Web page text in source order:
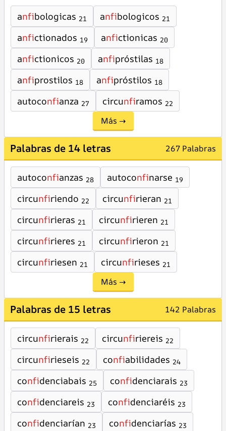
anfibologicas 21 anfibologicos 21
anfictionados 19 anfictionicas 20
anfictionicos 20 anfipróstilas 18
anfiprostilos 18 anfipróstilos 18
autoconfianza 27 circunfiramos 22
Más →
Palabras de 14 letras 267 Palabras
autoconfianzas 28 autoconfinarse 19
circunfiriendo 22 circunfirieran 21
circunfirieras 21 circunfirieren 21
circunfirieres 21 circunfirieron 21
circunfiriesen 21 circunfirieses 21
Más →
Palabras de 15 letras 142 Palabras
circunfirierais 22 circunfiriereis 22
circunfirieseis 22 confiabilidades 24
confidenciabais 25 confidenciarais 23
confidenciareis 23 confidenciaréis 23
confidenciarían 23 confidenciarías 23